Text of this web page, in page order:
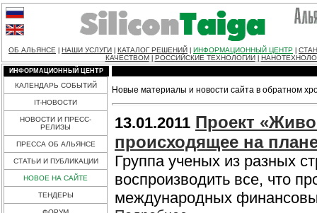
ОБ АЛЬЯНСЕ НАШИ УСЛУГИ КАТАЛОГ РЕШЕНИЙ ИНФОРМАЦИОННЫЙ ЦЕНТР
КАЧЕСТВОМ
РОССИЙСКИЕ ТЕХНОЛОГИИ
ИНФОРМАЦИОННЫЙ ЦЕНТР
КАЛЕНДАРЬ СОБЫТИЙ
IT-НОВОСТИ
НОВОСТИ И ПРЕСС-
РЕЛИЗЫ
ПРЕССА ОБ АЛЬЯНСЕ
СТАТЬИ И ПУБЛИКАЦИИ
НОВОЕ НА САЙТЕ
ТЕНДЕРЫ
Новые материалы и новости сайта в обратном
13.01.2011 Проект
происходящее на
Группа ученых из разных
воспроизводить все, что
международных